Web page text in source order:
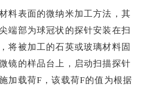
料表面的微纳米加工方法，其
端部为球冠状的探针安装在扫
将被加工的石英或玻璃材料固
镜的样品台上，启动扫描探针
加载荷F，该载荷F的值为根据